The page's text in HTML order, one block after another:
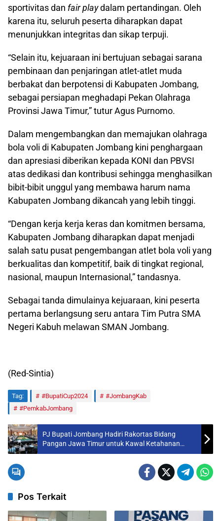
sportivitas dan fair playdalam pertandingan. Oleh
karena itu, seluruh peserta diharapkan dapat
menunjukkan integritas dan sikap terpuji.
“Selain itu, kejuaraan ini bertujuan sebagai sarana
pembinaan dan penjaringan atlet-atlet muda
berbakat dan berpotensi di Kabupaten Jombang,
sebagai persiapan meghadapi Pekan Olahraga
Provinsi Jawa Timur,” tutur Agus Purnomo.
Dalam mengembangkan dan memajukan olahraga
bola voli di Kabupaten Jombang kini penghargaan
dan apresiasi diberikan kepada KONI dan PBVSI
atas dedikasi dan kontribusi sehingga menghasilkan
bibit-bibit unggul yang membawa harum nama
Kabupaten Jombang dikancah yang lebih tinggi.
“Dengan kerja kerja keras dan komitmen bersama,
Kabupaten Jombang diharapkan dapat menjadi
salah satu pusat pengembangan atlet bola voli yang
berkualitas dan kompetitif, baik di tingkat regional,
nasional, maupun Internasional,” tandasnya.
Sebagai tanda dimulainya kejuaraan, kini peserta
pertama berlangsung seru antara Tim Putra SMA
Negeri Kabuh melawan SMAN Jombang.
(Red-Sintia)
Tag: #BupatiCup2024
#JombangKab
#PemkabJombang
PJ Bupati Jombang Hadiri Rakortas Bidang
Pangan Jawa Timur untuk Kawal Ketahanan
Pangan Nasional
Pos Terkait